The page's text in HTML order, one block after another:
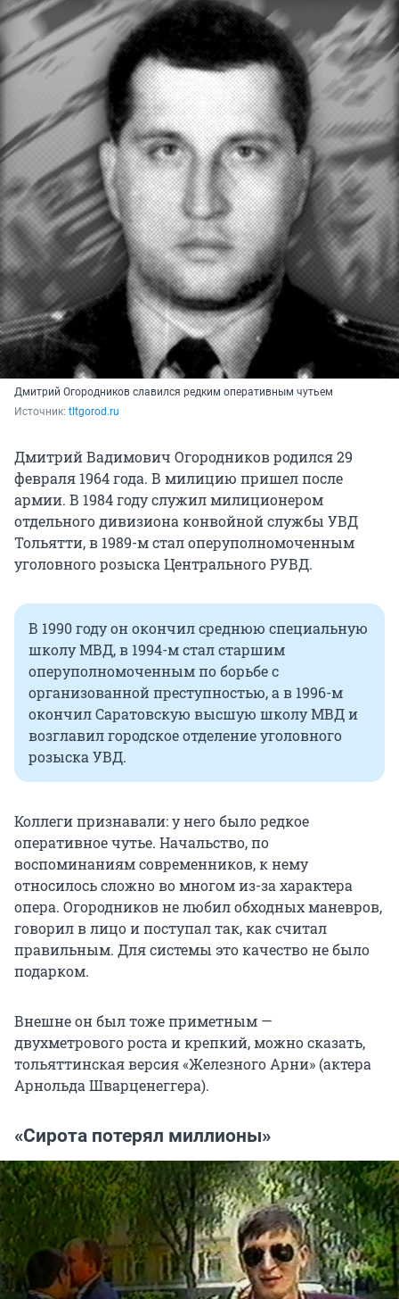
Дмитрий Огородников славился редким оперативным чутьем
Источник: tltgorod.ru
Дмитрий Вадимович Огородников родился 29
февраля 1964 года. В милицию пришел после
армии. В 1984 году служил милиционером
отдельного дивизиона конвойной службы УВД
Тольятти, в 1989-м стал оперуполномоченным
уголовного розыска Центрального РУВД.
В 1990 году он окончил среднюю специальную
школу МВД, в 1994-м стал старшим
оперуполномоченным по борьбе с
организованной преступностью, а в 1996-м
окончил Саратовскую высшую школу МВД и
возглавил городское отделение уголовного
розыска УВД.
Коллеги признавали: у него было редкое
оперативное чутье. Начальство, по
воспоминаниям современников, к нему
относилось сложно во многом из-за характера
опера. Огородников не любил обходных маневров,
говорил в лицо и поступал так, как считал
правильным. Для системы это качество не было
подарком.
Внешне он был тоже приметным —
двухметрового роста и крепкий, можно сказать,
тольяттинская версия «Железного Арни» (актера
Арнольда Шварценеггера).
«Сирота потерял миллионы»